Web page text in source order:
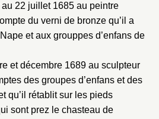
22 juillet 1685 au peintre
du verni de bronze qu’il a
et aux grouppes d’enfans de
et décembre 1689 au sculpteur
des groupes d’enfans et des
qu’il rétablit sur les pieds
sont prez le chasteau de